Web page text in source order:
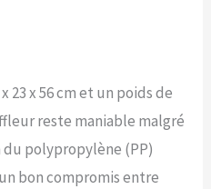
prend en charge un
vers le bas, et le tuyau à
vous facilite
d'ajuster la
direction, élargir
efficacement la zone de
【Expérience
23 x 56 cm et un poids de
reste maniable malgré
du polypropylène (PP)
bon compromis entre